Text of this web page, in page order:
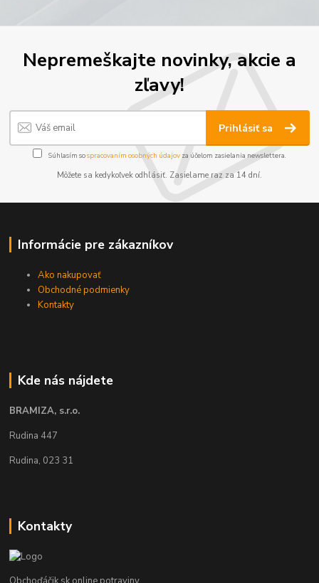
Nepremeškajte novinky, akcie a
zľavy!
Prihlásiť sa
Súhlasím sospracovaním osobných údajov za účelom zasielania newslettera.
Môžete sa kedykoľvek odhlásiť. Zasielame raz za 14 dní.
Informácie pre zákazníkov
Ako nakupovať
Obchodné podmienky
Kontakty
Kde nás nájdete
BRAMIZA, s.r.o.
Rudina 447
Rudina, 023 31
Kontakty